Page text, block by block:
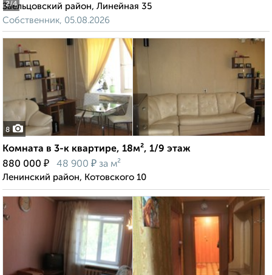
2/4
Заельцовский район, Линейная 35
Собственник, 05.08.2026
8
Комната в 3-к квартире, 18м², 1/9 этаж
880 000 ₽ 48 900 ₽ за м²
Ленинский район, Котовского 10